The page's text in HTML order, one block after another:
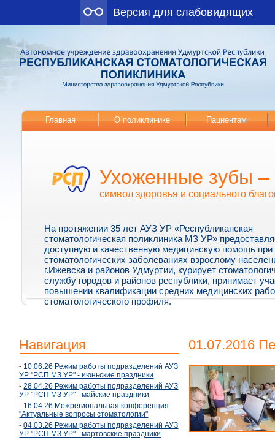
Версия для слабовидящих
Главная О поликлинике Пациентам
Ухоженные зубы –
символ здоровья и социального
На протяжении 35 лет АУЗ УР «Республиканская
стоматологическая поликлиника МЗ УР»
доступную и качественную медицинскую помощь при
стоматологических заболеваниях взрослому
г.Ижевска и районов Удмуртии, курирует
службу городов и районов республики, принимает
повышении квалификации средних медицинских
стоматологического профиля.
Навигация
- 10.06.26 Режим работы подразделений АУЗ
УР "РСП МЗ УР" - июньские праздники
-28.04.26 Режим работы подразделений АУЗ
УР "РСП МЗ УР" - майские праздники
- 16.04.26 Межрегиональная конференция
"Актуальные вопросы стоматологии"
-04.03.26 Режим работы подразделений АУЗ
УР "РСП МЗ УР" - мартовские праздники
01.07.2016